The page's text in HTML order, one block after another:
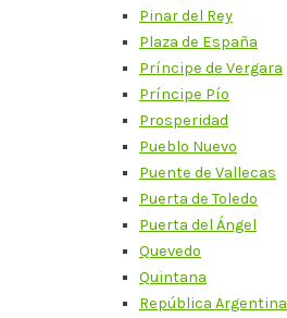
Pinar del Rey
Plaza de España
Príncipe de Vergara
Príncipe Pío
Prosperidad
Pueblo Nuevo
Puente de Vallecas
Puerta de Toledo
Puerta del Ángel
Quevedo
Quintana
República Argentina